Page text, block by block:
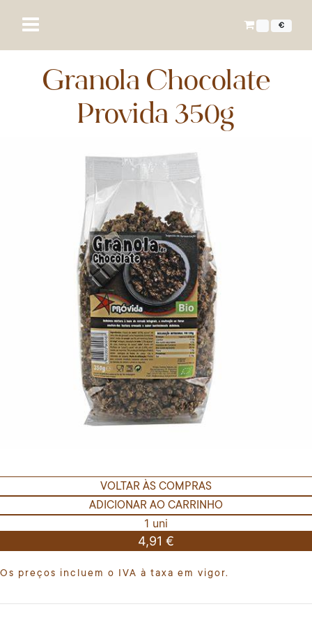
€
Granola Chocolate
Provida 350g
VOLTAR ÀS COMPRAS
ADICIONAR AO CARRINHO
1 uni
4,91 €
Os preços incluem o IVA à taxa em vigor.